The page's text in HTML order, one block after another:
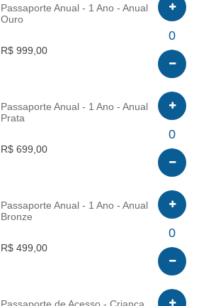
Passaporte Anual - 1 Ano - Anual
Ouro
R$ 999,00
0
Passaporte Anual - 1 Ano - Anual
Prata
R$ 699,00
0
Passaporte Anual - 1 Ano - Anual
Bronze
R$ 499,00
0